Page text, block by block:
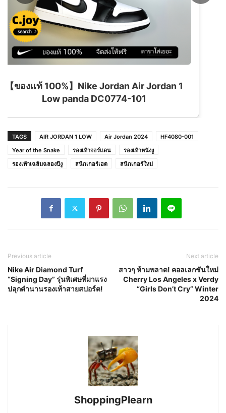
TAGS AIR JORDAN 1 LOW Air Jordan 2024
HF4080-001
Year of the Snake
รองเท้าจอร์แดน
รองเท้าหนังงู
รองเท้าเฉลิมฉลองปีงู
สนีกเกอร์เฮด สนีกเกอร์ใหม่
Previous article
Nike Air Diamond Turf
“Signing Day” รุ่นพิเศษที่มาแรง
ปลุกตำนานรองเท้าสายสปอร์ต!
Next article
สาวๆ ห้ามพลาด! คอลเลกชันใหม่
Cherry Los Angeles x Verdy
“Girls Don’t Cry” Winter
2024
ShoppingPlearn